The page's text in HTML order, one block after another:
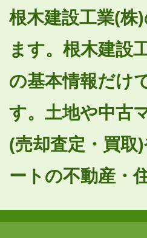
根木建設工業(株
ます。根木建設
の基本情報だけ
す。土地や中古
(売却査定・買取
ートの不動産・